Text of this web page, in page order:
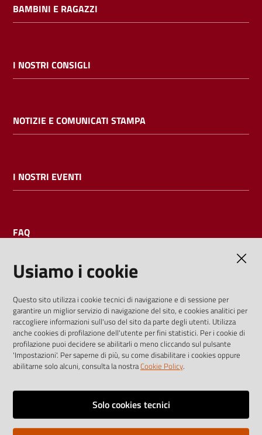
cataloghi
bibliotecario
BAMBINI E RAGAZZI
I NOSTRI CONSIGLI
NOTIZIE E COMUNICATI STAMPA
I NOSTRI EVENTI
FAQ
I dati personali pubblicati sono riutilizzabili solo alle condizioni
previste dalla direttiva comunitaria 2003/98/CE e dal d.lgs.
36/2006
Vai alla pagina
Note legali
Usiamo i cookie
Questo sito utilizza i cookie tecnici di navigazione e di sessione per
garantire un miglior servizio di navigazione del sito, e cookies analitici per
raccogliere informazioni sull'uso del sito da parte degli utenti. Utilizza
anche cookies di profilazione dell'utente per fini statistici. Per i cookie di
profilazione puoi decidere se abilitarli o meno cliccando sul pulsante
'Impostazioni'. Per saperne di più, su come disabilitare i cookies oppure
abilitarne solo alcuni, consulta la nostraCookie Policy.
Solo cookies tecnici